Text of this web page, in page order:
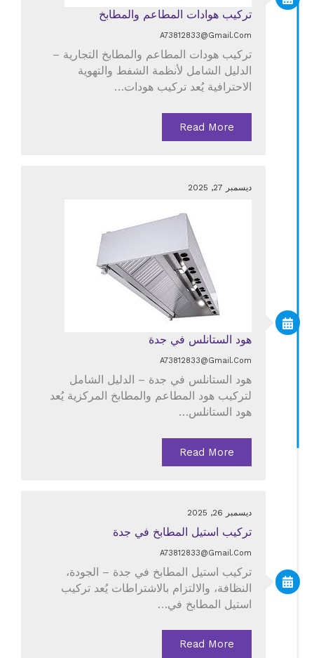
تركيب هوادات المطاعم والمطابخ
A73812833@gmail.com
تركيب هودات المطاعم والمطابخ التجارية –
الدليل الشامل لأنظمة الشفط والتهوية
الاحترافية يُعد تركيب هودات…
Read More
ديسمبر 27, 2025
هود الستانلس في جدة
A73812833@gmail.com
هود الستانلس في جدة – الدليل الشامل
لتركيب هود المطاعم والمطابخ المركزية يُعد
هود الستانلس…
Read More
ديسمبر 26, 2025
تركيب استيل المطابخ في جدة
A73812833@gmail.com
تركيب استيل المطابخ في جدة – الجودة،
النظافة، والالتزام بالاشتراطات يُعد تركيب
استيل المطابخ في…
Read More